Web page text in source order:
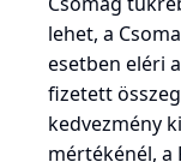
lehet, a
esetben eléri
fizetett
kedvezmény
mértékénél, a